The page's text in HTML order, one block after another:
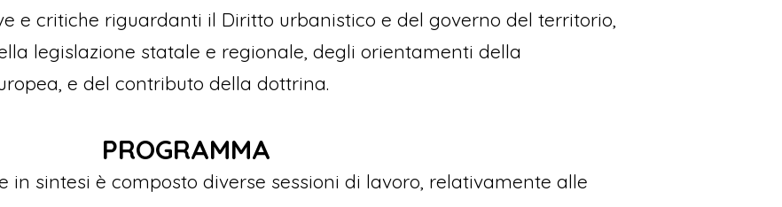
e critiche riguardanti il Diritto urbanistico e del governo del territorio,
legislazione statale e regionale, degli orientamenti della
e del contributo della dottrina.
PROGRAMMA
sintesi è composto diverse sessioni di lavoro, relativamente alle